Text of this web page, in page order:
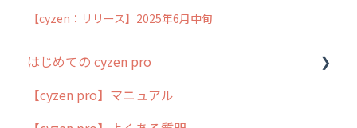
【cyzen：リリース】2025年6月中旬
はじめての cyzen pro
cyzen pro とは？
【cyzen pro】マニュアル